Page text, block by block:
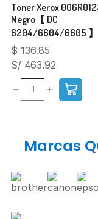
Toner Xerox
Negro【 DC
6204/6604/6605 】
$ 136.85
S/ 463.92
Marcas